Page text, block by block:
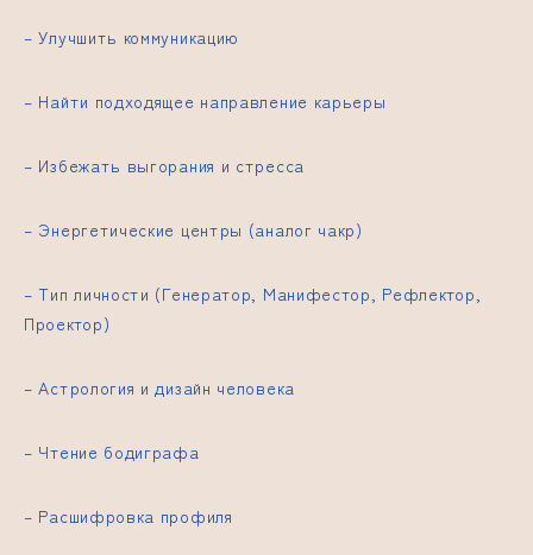
– Улучшить коммуникацию
– Найти подходящее направление карьеры
– Избежать выгорания и стресса
– Энергетические центры (аналог чакр)
– Тип личности (Генератор, Манифестор, Рефлектор,
Проектор)
– Астрология и дизайн человека
– Чтение бодиграфа
– Расшифровка профиля